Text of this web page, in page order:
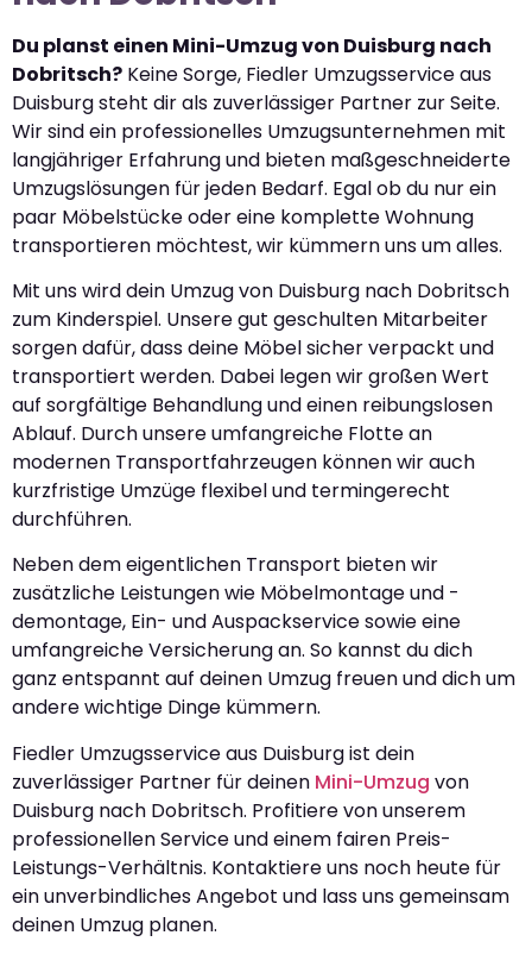
Du planst einen Mini-Umzug von Duisburg nach
Dobritsch? Keine Sorge, Fiedler Umzugsservice aus
Duisburg steht dir als zuverlässiger Partner zur Seite.
Wir sind ein professionelles Umzugsunternehmen mit
langjähriger Erfahrung und bieten maßgeschneiderte
Umzugslösungen für jeden Bedarf. Egal ob du nur ein
paar Möbelstücke oder eine komplette Wohnung
transportieren möchtest, wir kümmern uns um alles.
Mit uns wird dein Umzug von Duisburg nach Dobritsch
zum Kinderspiel. Unsere gut geschulten Mitarbeiter
sorgen dafür, dass deine Möbel sicher verpackt und
transportiert werden. Dabei legen wir großen Wert
auf sorgfältige Behandlung und einen reibungslosen
Ablauf. Durch unsere umfangreiche Flotte an
modernen Transportfahrzeugen können wir auch
kurzfristige Umzüge flexibel und termingerecht
durchführen.
Neben dem eigentlichen Transport bieten wir
zusätzliche Leistungen wie Möbelmontage und -
demontage, Ein- und Auspackservice sowie eine
umfangreiche Versicherung an. So kannst du dich
ganz entspannt auf deinen Umzug freuen und dich um
andere wichtige Dinge kümmern.
Fiedler Umzugsservice aus Duisburg ist dein
zuverlässiger Partner für deinen Mini-Umzug von
Duisburg nach Dobritsch. Profitiere von unserem
professionellen Service und einem fairen Preis-
Leistungs-Verhältnis. Kontaktiere uns noch heute für
ein unverbindliches Angebot und lass uns gemeinsam
deinen Umzug planen.